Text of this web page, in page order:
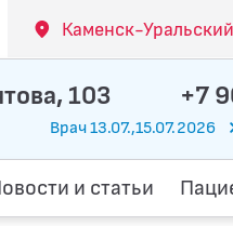
Каменск-Уральский
103 +7
Врач 13.07.,15.07.2026
и статьи